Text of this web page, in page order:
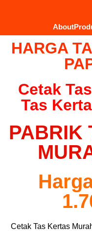
About
HARGA
Cetak
Tas
PABRIK
Cetak Tas Kertas